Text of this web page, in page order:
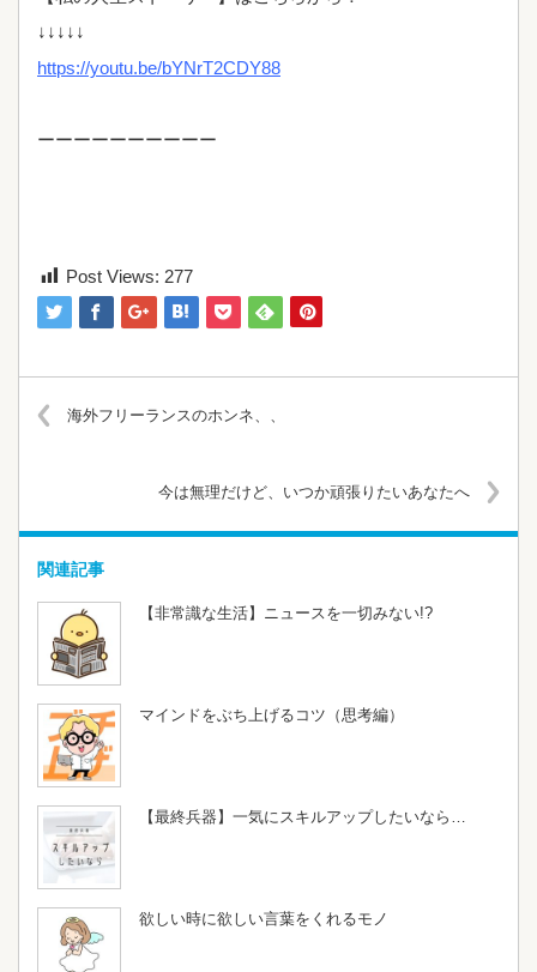
↓↓↓↓↓
https://youtu.be/bYNrT2CDY88
ーーーーーーーーーー
Post Views: 277
海外フリーランスのホンネ、、
今は無理だけど、いつか頑張りたいあなたへ
関連記事
【非常識な生活】ニュースを一切みない!?
マインドをぶち上げるコツ（思考編）
【最終兵器】一気にスキルアップしたいなら…
欲しい時に欲しい言葉をくれるモノ